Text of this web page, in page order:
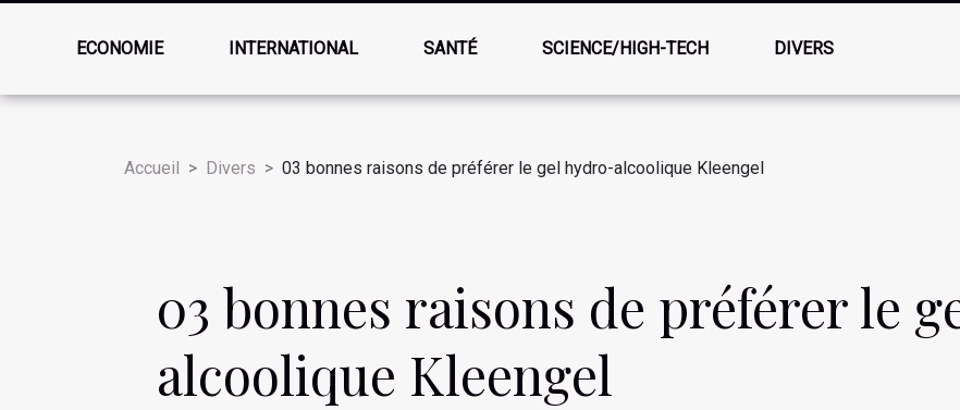
ECONOMIE INTERNATIONAL SANTÉ SCIENCE/HIGH-TECH DIVERS
Accueil Divers 03 bonnes raisons de préférer le gel hydro-alcoolique Kleengel
03 bonnes raisons de préférer le
alcoolique Kleengel